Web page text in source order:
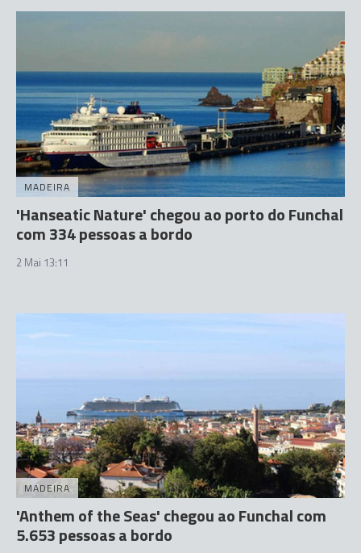
MADEIRA
'Hanseatic Nature' chegou ao porto do Funchal
com 334 pessoas a bordo
2 Mai 13:11
MADEIRA
'Anthem of the Seas' chegou ao Funchal com
5.653 pessoas a bordo